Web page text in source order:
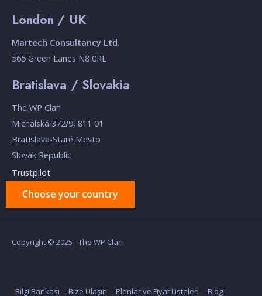
London / UK
Martech Consultancy Ltd.
565 Green Lanes N8 0RL
Bratislava / Slovakia
The WP Clan
Michalská 372/9, 811 01
Bratislava-Staré Mesto
Slovak Republic
Trustpilot
Choose your country
Copyright © 2025 - The WP Clan
Bilgi Bankası Bize Ulaşın Planlar ve Fiyat Listeleri Blog